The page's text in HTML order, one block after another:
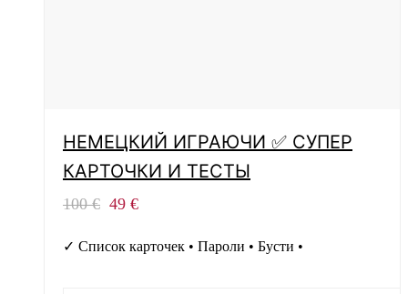
НЕМЕЦКИЙ ИГРАЮЧИ ✅ СУПЕР
КАРТОЧКИ И ТЕСТЫ
100€ Первоначальная
составляла
49 €Текущая
49 €.
✓ Список карточек • Пароли • Бусти •